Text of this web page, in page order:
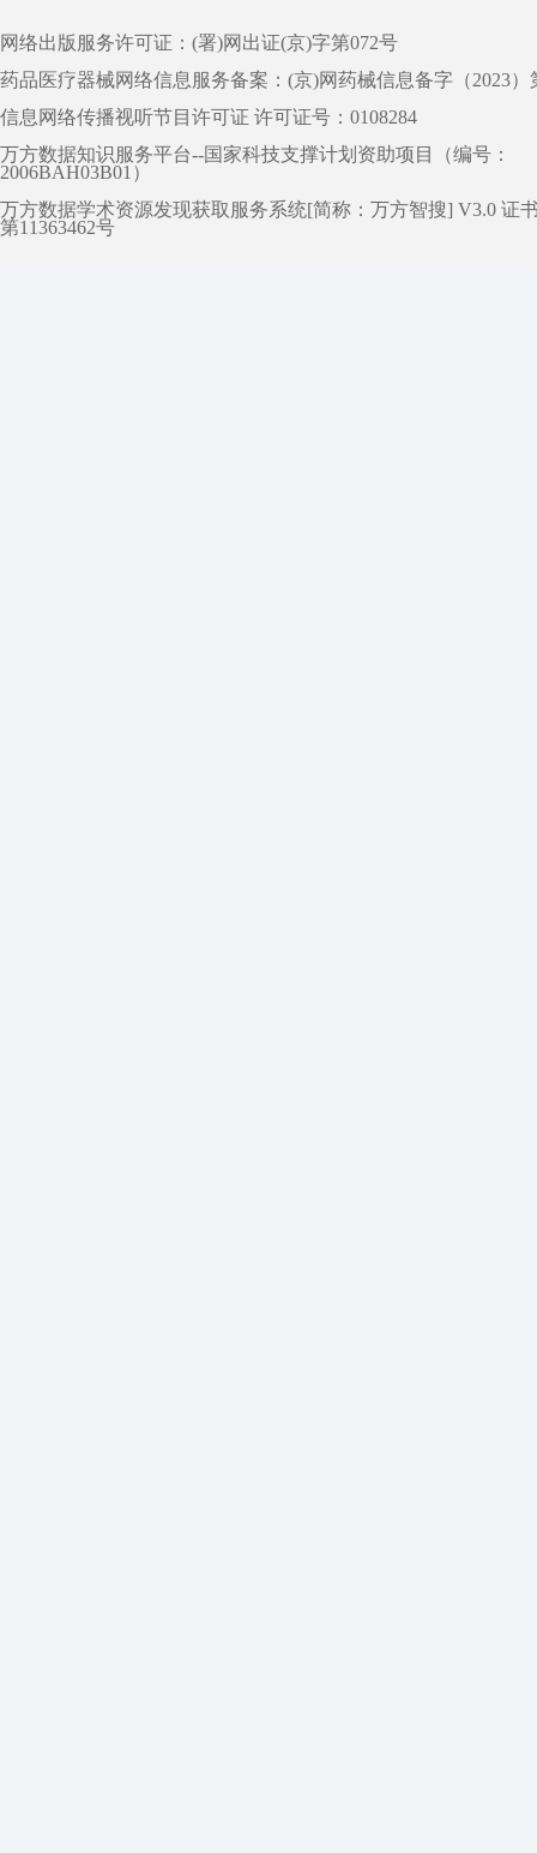
网络出版服务许可证：(署)网出证(京)字第072号
药品医疗器械网络信息服务备案：(京)网药械信息备字（2023）
信息网络传播视听节目许可证 许可证号：0108284
万方数据知识服务平台--国家科技支撑计划资助项目（编号：
2006BAH03B01）
万方数据学术资源发现获取服务系统[简称：万方智搜] V3.0 证
第11363462号